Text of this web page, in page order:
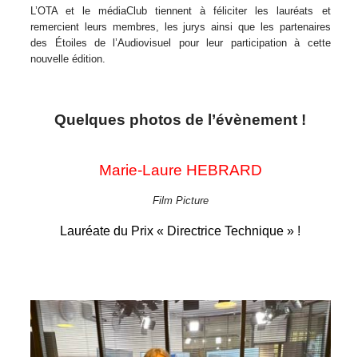
L’OTA et le médiaClub tiennent à féliciter les lauréats et
remercient leurs membres, les jurys ainsi que les partenaires
des Étoiles de l’Audiovisuel pour leur participation à cette
nouvelle édition.
Quelques photos de l’évènement !
Marie-Laure HEBRARD
Film Picture
Lauréate du Prix « Directrice Technique » !